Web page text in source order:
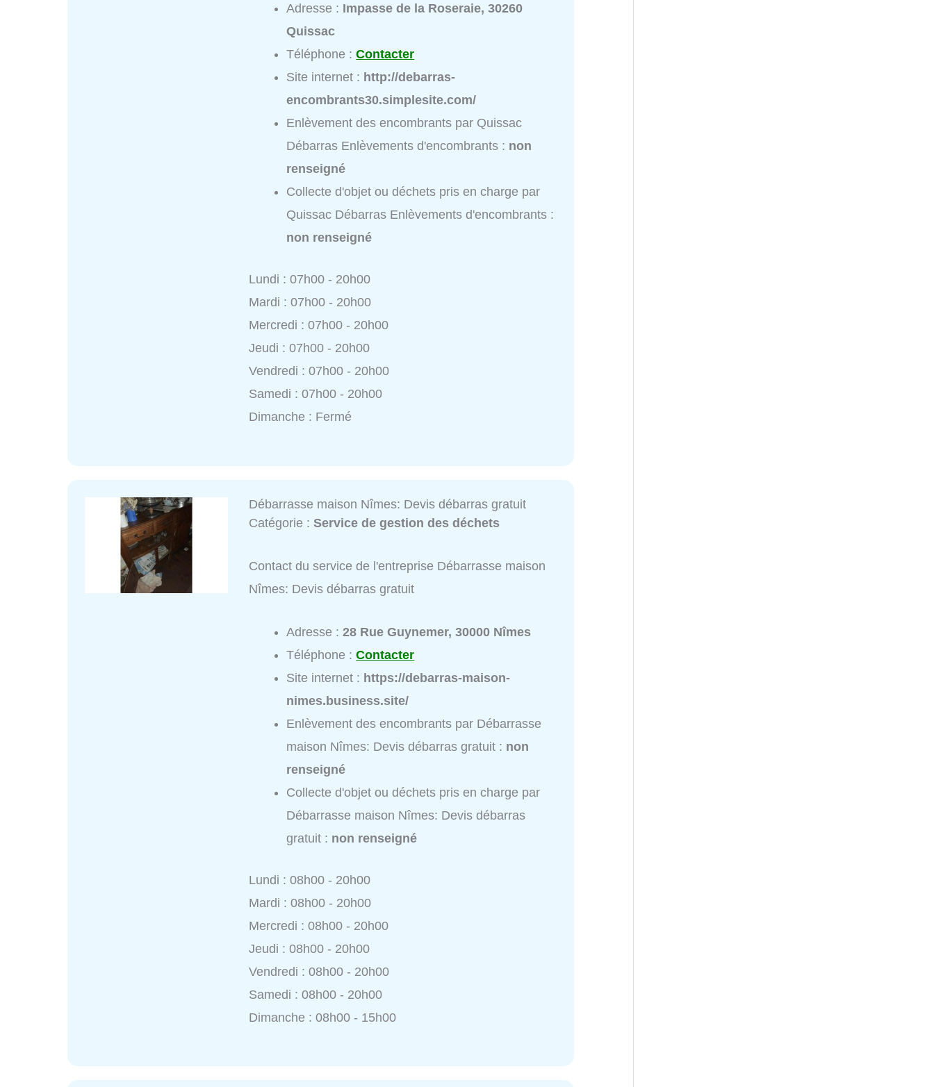
Adresse : Impasse de la Roseraie, 30260
Quissac
Téléphone :Contacter
Site internet : http://debarras-
encombrants30.simplesite.com/
Enlèvement des encombrants par Quissac
Débarras Enlèvements d'encombrants : non
renseigné
Collecte d'objet ou déchets pris en charge par
Quissac Débarras Enlèvements d'encombrants :
non renseigné
Lundi : 07h00 - 20h00
Mardi : 07h00 - 20h00
Mercredi : 07h00 - 20h00
Jeudi : 07h00 - 20h00
Vendredi : 07h00 - 20h00
Samedi : 07h00 - 20h00
Dimanche : Fermé
Débarrasse maison Nîmes: Devis débarras gratuit
Catégorie :Service de gestion des déchets
Contact du service de l'entreprise Débarrasse maison
Nîmes: Devis débarras gratuit
Adresse :28 Rue Guynemer, 30000 Nîmes
Téléphone :Contacter
Site internet : https://debarras-maison-
nimes.business.site/
Enlèvement des encombrants par Débarrasse
maison Nîmes: Devis débarras gratuit : non
renseigné
Collecte d'objet ou déchets pris en charge par
Débarrasse maison Nîmes: Devis débarras
gratuit : non renseigné
Lundi : 08h00 - 20h00
Mardi : 08h00 - 20h00
Mercredi : 08h00 - 20h00
Jeudi : 08h00 - 20h00
Vendredi : 08h00 - 20h00
Samedi : 08h00 - 20h00
Dimanche : 08h00 - 15h00